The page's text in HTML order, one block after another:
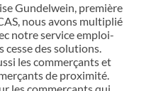
Gundelwein, première
nous avons multiplié
notre service emploi-
des solutions.
les commerçants et
de proximité.
les commerçants qui